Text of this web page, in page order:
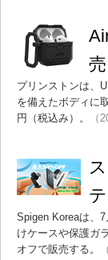
プリンストンは、
を備えたボディに
円（税込み）。
（
Spigen Koreaは、
けケースや保護ガ
オフで販売する。